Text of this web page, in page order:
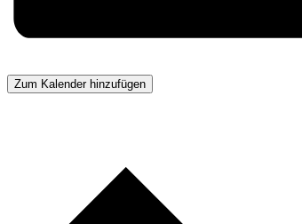
Zum Kalender hinzufügen